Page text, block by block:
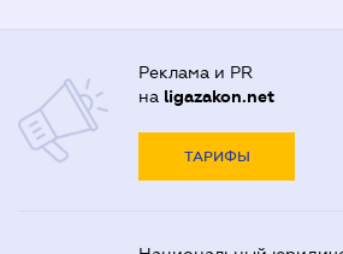
Реклама и PR
на ligazakon.net
ТАРИФЫ